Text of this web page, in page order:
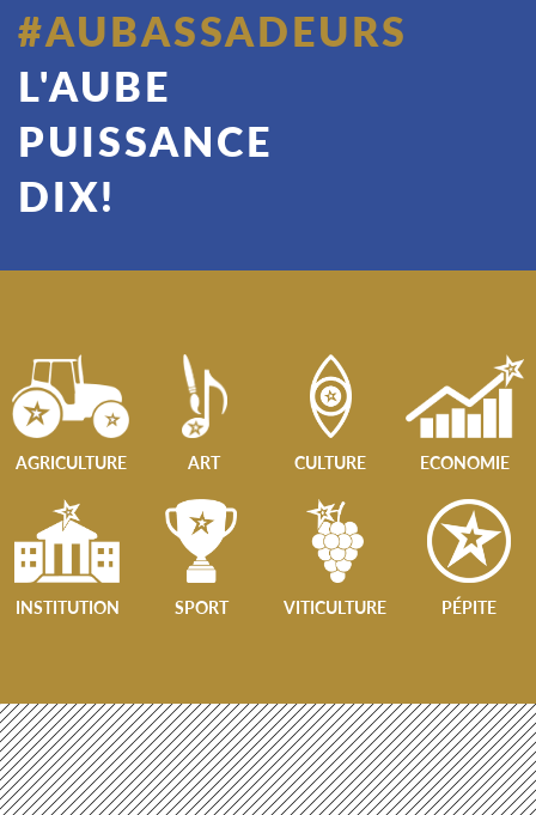
#AUBASSADEURS
L'AUBE
PUISSANCE
DIX!
AGRICULTURE ART CULTURE ECONOMIE
INSTITUTION SPORT VITICULTURE PÉPITE